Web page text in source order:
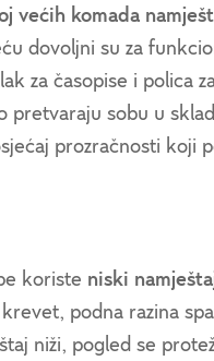
većih komada
dovoljni su za
za časopise i polica
pretvaraju sobu u
prozračnosti koji
koriste niski
podna razina
niži, pogled se